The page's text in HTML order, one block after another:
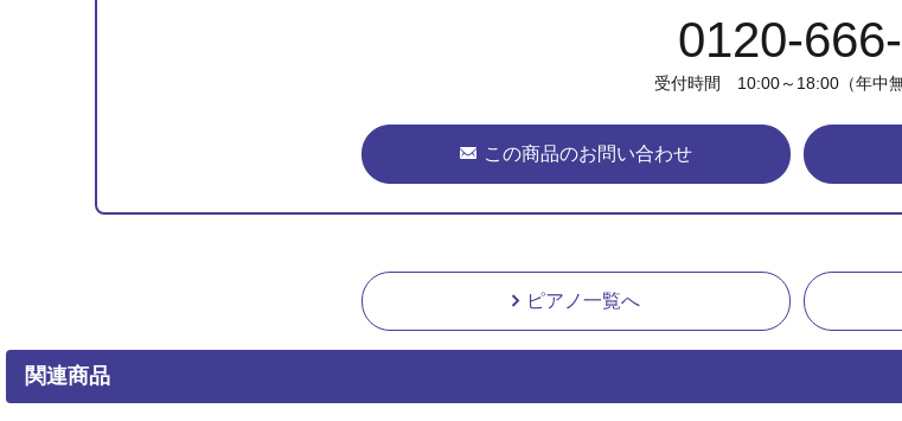
0120-
受付時間 10:00～18:00（年中無
この商品のお問い合わせ
ピアノ一覧へ
関連商品